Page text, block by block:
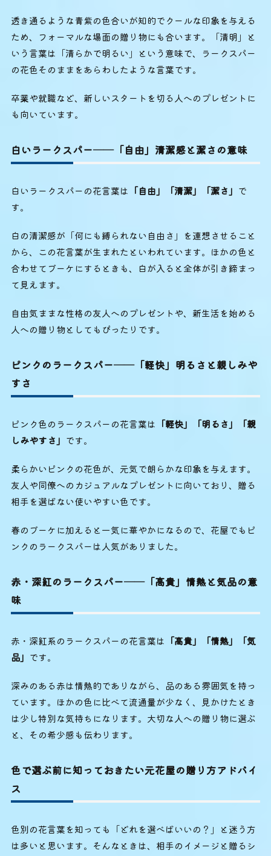
透き通るような青紫の色合いが知的でクールな印象を与える
ため、フォーマルな場面の贈り物にも合います。「清明」と
いう言葉は「清らかで明るい」という意味で、ラークスパー
の花色そのままをあらわしたような言葉です。
卒業や就職など、新しいスタートを切る人へのプレゼントに
も向いています。
白いラークスパー──「自由」清潔感と潔さの意味
白いラークスパーの花言葉は 「自由」「清潔」「潔さ」 で
す。
白の清潔感が「何にも縛られない自由さ」を連想させること
から、この花言葉が生まれたといわれています。ほかの色と
合わせてブーケにするときも、白が入ると全体が引き締まっ
て見えます。
自由気ままな性格の友人へのプレゼントや、新生活を始める
人への贈り物としてもぴったりです。
ピンクのラークスパー──「軽快」明るさと親しみや
すさ
ピンク色のラークスパーの花言葉は 「軽快」「明るさ」「親
しみやすさ」 です。
柔らかいピンクの花色が、元気で朗らかな印象を与えます。
友人や同僚へのカジュアルなプレゼントに向いており、贈る
相手を選ばない使いやすい色です。
春のブーケに加えると一気に華やかになるので、花屋でもピ
ンクのラークスパーは人気がありました。
赤・深紅のラークスパー──「高貴」情熱と気品の意
味
赤・深紅系のラークスパーの花言葉は 「高貴」「情熱」「気
品」 です。
深みのある赤は情熱的でありながら、品のある雰囲気を持っ
ています。ほかの色に比べて流通量が少なく、見かけたとき
は少し特別な気持ちになります。大切な人への贈り物に選ぶ
と、その希少感も伝わります。
色で選ぶ前に知っておきたい元花屋の贈り方アドバイ
ス
色別の花言葉を知っても「どれを選べばいいの？」と迷う方
は多いと思います。そんなときは、相手のイメージと贈るシ